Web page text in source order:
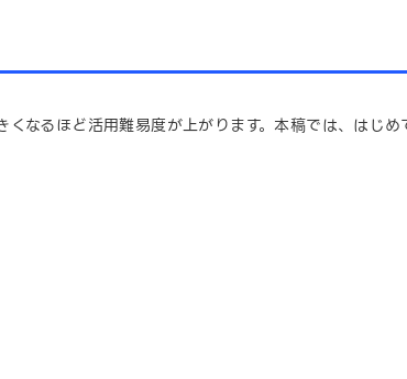
なるほど活用難易度が上がります。本稿では、はじめ